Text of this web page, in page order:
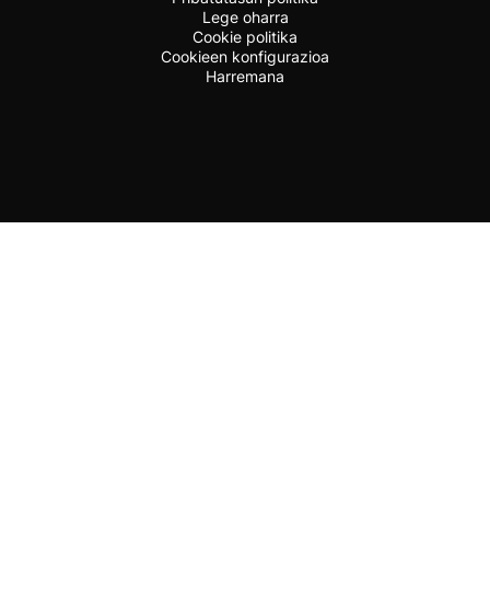
Lege oharra
Cookie politika
Cookieen konfigurazioa
Harremana